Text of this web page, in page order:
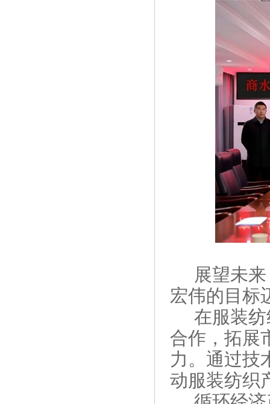
展望未
宏伟的目标
在服装
合作，拓展
力。通过技
动服装纺织